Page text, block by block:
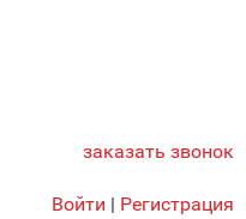
заказать звонок
Войти | Регистрация